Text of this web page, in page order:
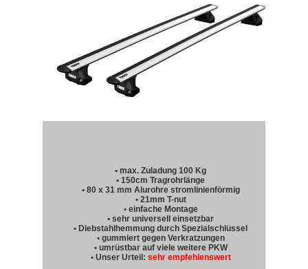
• max. Zuladung 100 Kg
• 150cm Tragrohrlänge
• 80 x 31 mm Alurohre stromlinienförmig
• 21mm T-nut
• einfache Montage
• sehr universell einsetzbar
• Diebstahlhemmung durch Spezialschlüssel
• gummiert gegen Verkratzungen
• umrüstbar auf viele weitere PKW
• Unser Urteil: sehr empfehlenswert